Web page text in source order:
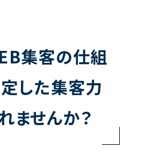
集客の仕組
した集客力
ませんか？